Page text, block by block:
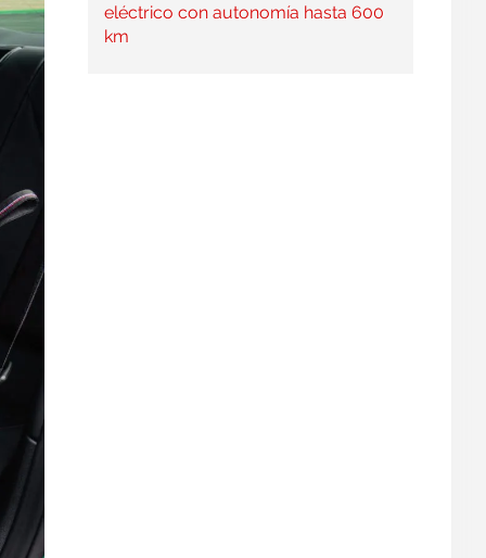
eléctrico con autonomía hasta 600
km